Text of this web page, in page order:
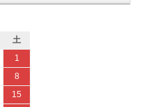
土
1
8
15